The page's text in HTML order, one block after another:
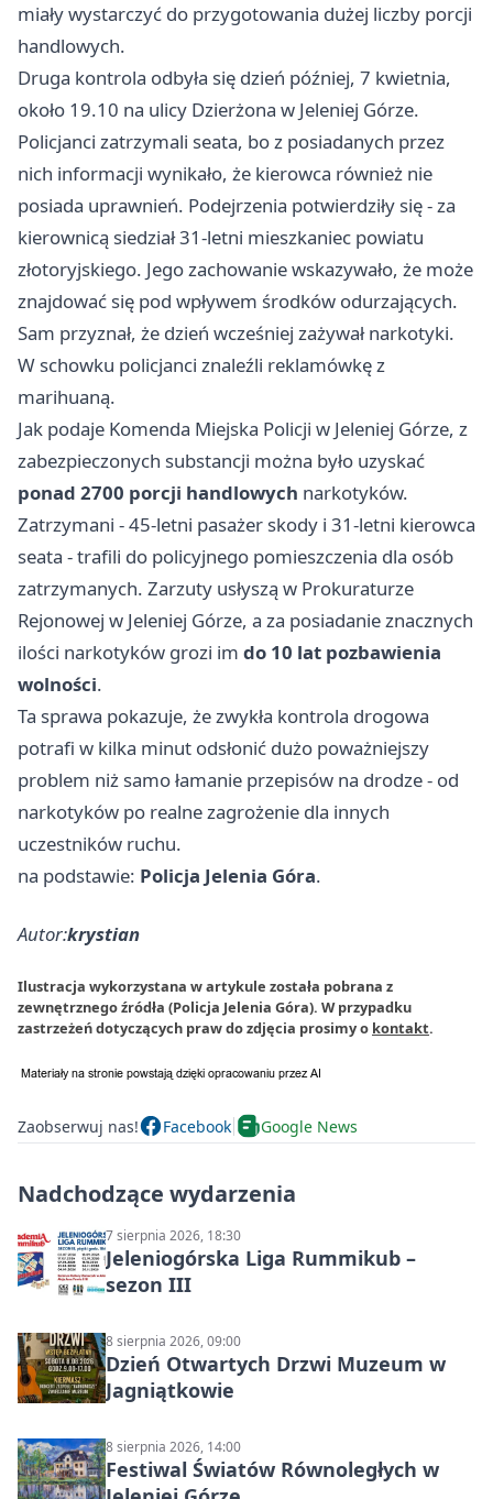
miały wystarczyć do przygotowania dużej liczby porcji
handlowych.
Druga kontrola odbyła się dzień później, 7 kwietnia,
około 19.10 na ulicy Dzierżona w Jeleniej Górze.
Policjanci zatrzymali seata, bo z posiadanych przez
nich informacji wynikało, że kierowca również nie
posiada uprawnień. Podejrzenia potwierdziły się - za
kierownicą siedział 31-letni mieszkaniec powiatu
złotoryjskiego. Jego zachowanie wskazywało, że może
znajdować się pod wpływem środków odurzających.
Sam przyznał, że dzień wcześniej zażywał narkotyki.
W schowku policjanci znaleźli reklamówkę z
marihuaną.
Jak podaje Komenda Miejska Policji w Jeleniej Górze, z
zabezpieczonych substancji można było uzyskać
ponad 2700 porcji handlowych narkotyków.
Zatrzymani - 45-letni pasażer skody i 31-letni kierowca
seata - trafili do policyjnego pomieszczenia dla osób
zatrzymanych. Zarzuty usłyszą w Prokuraturze
Rejonowej w Jeleniej Górze, a za posiadanie znacznych
ilości narkotyków grozi im do 10 lat pozbawienia
wolności.
Ta sprawa pokazuje, że zwykła kontrola drogowa
potrafi w kilka minut odsłonić dużo poważniejszy
problem niż samo łamanie przepisów na drodze - od
narkotyków po realne zagrożenie dla innych
uczestników ruchu.
na podstawie: Policja Jelenia Góra.
Autor:krystian
Ilustracja wykorzystana w artykule została pobrana z
zewnętrznego źródła (Policja Jelenia Góra). W przypadku
zastrzeżeń dotyczących praw do zdjęcia prosimy o kontakt.
Zaobserwuj nas! Facebook Google News
Nadchodzące wydarzenia
7 sierpnia 2026, 18:30
Jeleniogórska Liga Rummikub –
sezon III
8 sierpnia 2026, 09:00
Dzień Otwartych Drzwi Muzeum w
Jagniątkowie
8 sierpnia 2026, 14:00
Festiwal Światów Równoległych w